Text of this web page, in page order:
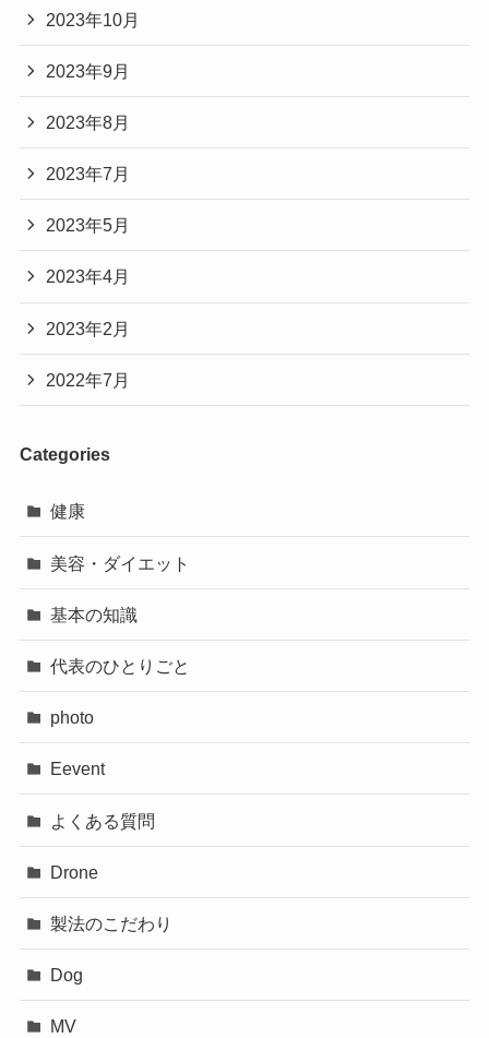
2023年10月
2023年9月
2023年8月
2023年7月
2023年5月
2023年4月
2023年2月
2022年7月
Categories
健康
美容・ダイエット
基本の知識
代表のひとりごと
photo
Eevent
よくある質問
Drone
製法のこだわり
Dog
MV